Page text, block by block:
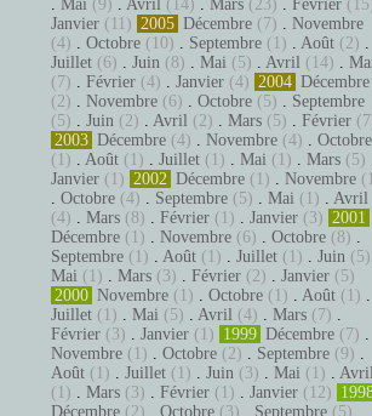
. Mai (9) . Avril (14) . Mars (23) . Février
Janvier (11) 2005 Décembre (7) . Novembre
(4) . Octobre (10) . Septembre (1) . Août (2) .
Juillet (6) . Juin (8) . Mai (5) . Avril (14) .
(7) . Février (4) . Janvier (4) 2004 Décembre
(2) . Novembre (6) . Octobre (5) . Septembre
(5) . Juin (2) . Avril (2) . Mars (5) . Février
2003 Décembre (4) . Novembre (4) . Octobre
(1) . Août (1) . Juillet (1) . Mai (1) . Mars (5)
Janvier (1) 2002 Décembre (1) . Novembre
. Octobre (4) . Septembre (5) . Mai (1) . Avril
(4) . Mars (8) . Février (1) . Janvier (3) 2001
Décembre (1) . Novembre (6) . Octobre (8) .
Septembre (1) . Août (1) . Juillet (1) . Juin (5)
Mai (1) . Mars (3) . Février (2) . Janvier (5)
2000 Novembre (1) . Octobre (1) . Août (1) .
Juillet (1) . Mai (5) . Avril (4) . Mars (7) .
Février (3) . Janvier (1) 1999 Décembre (7) .
Novembre (1) . Octobre (2) . Septembre (9) .
Août (1) . Juillet (1) . Juin (3) . Mai (1) .
(1) . Mars (3) . Février (1) . Janvier (12)
Décembre (2) Octobre (3) Septembre (5)